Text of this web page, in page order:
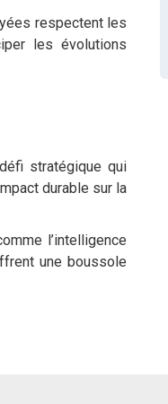
respectent les
les évolutions
stratégique qui
durable sur la
l’intelligence
une boussole